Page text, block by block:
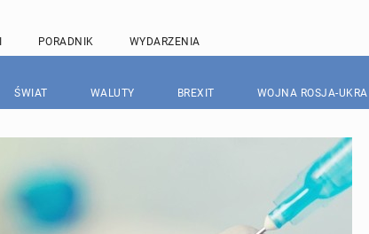
PORADNIK WYDARZENIA
ŚWIAT WALUTY BREXIT WOJNA ROSJA-